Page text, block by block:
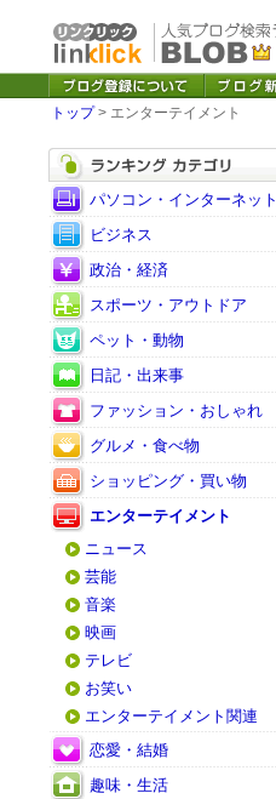
トップ> エンターテイメント
パソコン・インターネット
ビジネス
政治・経済
スポーツ・アウトドア
ペット・動物
日記・出来事
ファッション・おしゃれ
グルメ・食べ物
ショッピング・買い物
エンターテイメント
ニュース
芸能
音楽
映画
テレビ
お笑い
エンターテイメント関連
恋愛・結婚
趣味・生活